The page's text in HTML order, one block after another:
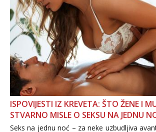
ISPOVIJESTI IZ KREVETA: ŠTO ŽENE I
STVARNO MISLE O SEKSU NA JEDNU
Seks na jednu noć – za neke uzbudljiva